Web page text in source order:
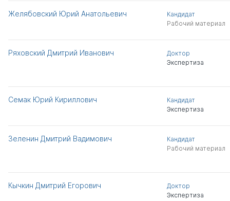
Желябовский Юрий Анатольевич
Кандидат
Рабочий материал
Ряховский Дмитрий Иванович
Доктор
Экспертиза
Семак Юрий Кириллович
Кандидат
Экспертиза
Зеленин Дмитрий Вадимович
Кандидат
Рабочий материал
Кычкин Дмитрий Егорович
Доктор
Экспертиза